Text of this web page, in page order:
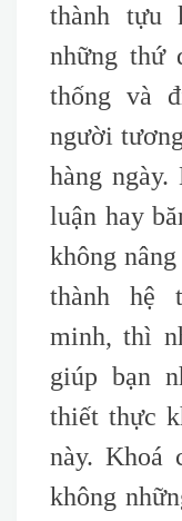
thành tựu
những thứ
thống và
người
hàng ngày.
luận hay
không
thành hệ
minh, thì
giúp bạn
thiết thực
này. Khoá
không